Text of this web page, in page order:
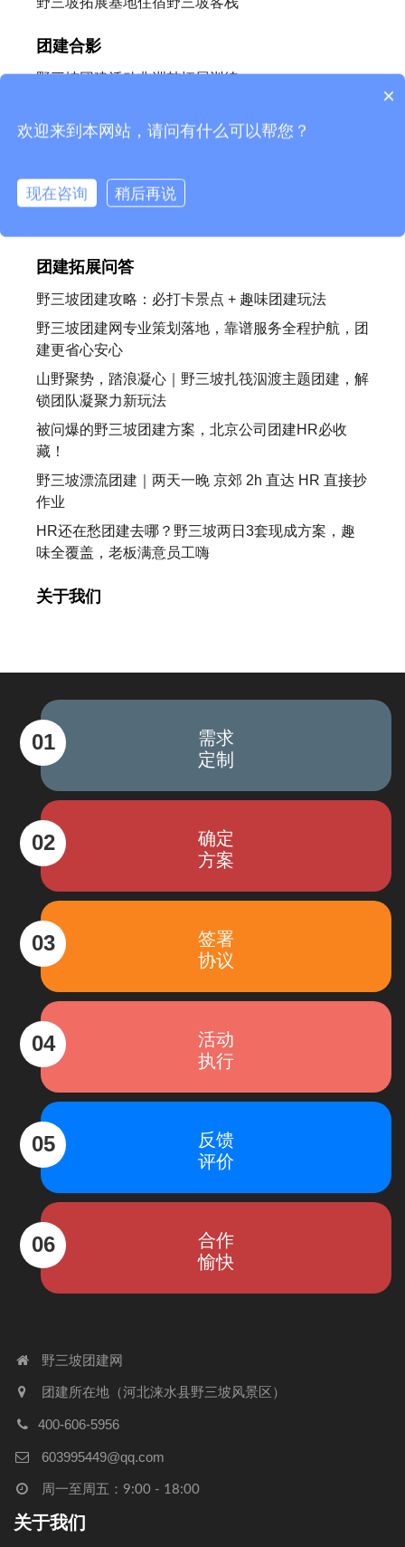
团建合影
野三坡团建活动非洲鼓拓展训练
野三坡团建活动，苏试企业
野三坡团建活动趣味运动会
团建拓展问答
野三坡团建攻略：必打卡景点 + 趣味团建玩法
野三坡团建网专业策划落地，靠谱服务全程护航，团
建更省心安心
山野聚势，踏浪凝心｜野三坡扎筏泅渡主题团建，解
锁团队凝聚力新玩法
被问爆的野三坡团建方案，北京公司团建HR必收
藏！
野三坡漂流团建｜两天一晚 京郊 2h 直达 HR 直接抄
作业
HR还在愁团建去哪？野三坡两日3套现成方案，趣
味全覆盖，老板满意员工嗨
关于我们
01
需求
定制
02
确定
方案
03
签署
协议
04
活动
执行
05
反馈
评价
06
合作
愉快
野三坡团建网
团建所在地（河北涞水县野三坡风景区）
400-606-5956
603995449@qq.com
周一至周五：9:00 - 18:00
关于我们
×
欢迎来到本网站，请问有什么可以帮您？
现在咨询 稍后再说